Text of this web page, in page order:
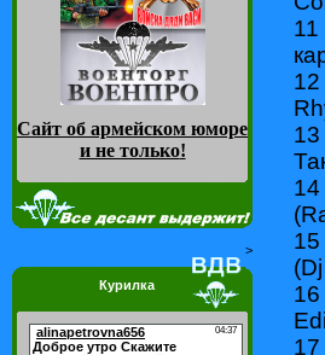
Сайт об армейском юморе
и не только!
>
Курилка